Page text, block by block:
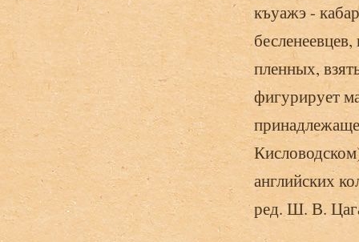
къуажэ -
пленных,
фигурирует
английских
ред. Ш. В.